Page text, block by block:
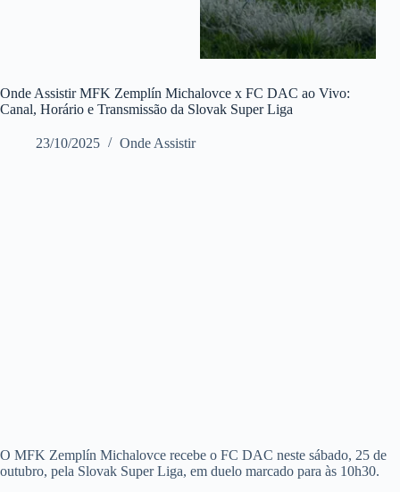
Onde Assistir MFK Zemplín Michalovce x FC DAC ao Vivo:
Canal, Horário e Transmissão da Slovak Super Liga
23/10/2025 Onde Assistir
O MFK Zemplín Michalovce recebe o FC DAC neste sábado, 25 de
outubro, pela Slovak Super Liga, em duelo marcado para às 10h30.